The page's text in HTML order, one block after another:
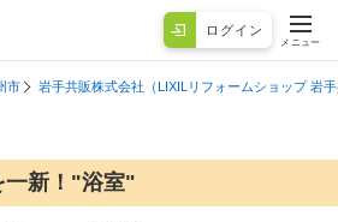
ログイン
メニュー
市 岩手共販株式会社（LIXILリフォームショップ 岩
一新！"浴室"